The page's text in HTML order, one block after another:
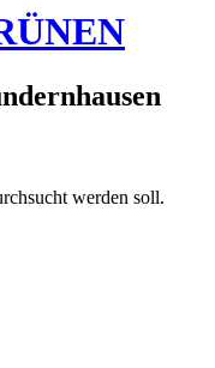
werden soll.